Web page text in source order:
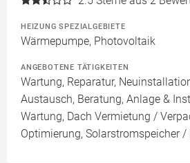
HEIZUNG SPEZIALGEBIETE
Wärmepumpe, Photovoltaik
ANGEBOTENE TÄTIGKEITEN
Wartung, Reparatur,
Austausch, Beratung, Anlage &
Wartung, Dach Vermietung /
Optimierung, Solarstromspeicher /